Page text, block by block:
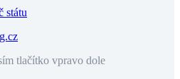
státu
tlačítko vpravo dole